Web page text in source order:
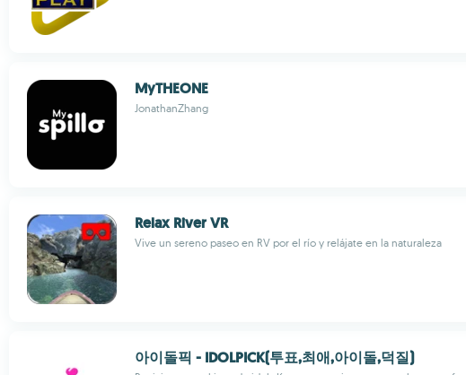
MyTHEONE
JonathanZhang
Relax River VR
Vive un sereno paseo en RV por el río y relájate en la naturaleza
아이돌픽 - IDOLPICK(투표,최애,아이돌,덕질)